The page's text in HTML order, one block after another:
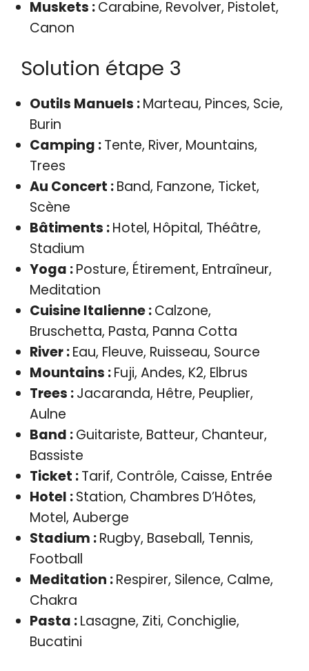
Muskets :Carabine, Revolver, Pistolet,
Canon
Solution étape 3
Outils Manuels :Marteau, Pinces, Scie,
Burin
Camping :Tente, River, Mountains,
Trees
Au Concert :Band, Fanzone, Ticket,
Scène
Bâtiments :Hotel, Hôpital, Théâtre,
Stadium
Yoga :Posture, Étirement, Entraîneur,
Meditation
Cuisine Italienne :Calzone,
Bruschetta, Pasta, Panna Cotta
River :Eau, Fleuve, Ruisseau, Source
Mountains :Fuji, Andes, K2, Elbrus
Trees :Jacaranda, Hêtre, Peuplier,
Aulne
Band :Guitariste, Batteur, Chanteur,
Bassiste
Ticket :Tarif, Contrôle, Caisse, Entrée
Hotel :Station, Chambres D’Hôtes,
Motel, Auberge
Stadium :Rugby, Baseball, Tennis,
Football
Meditation :Respirer, Silence, Calme,
Chakra
Pasta :Lasagne, Ziti, Conchiglie,
Bucatini